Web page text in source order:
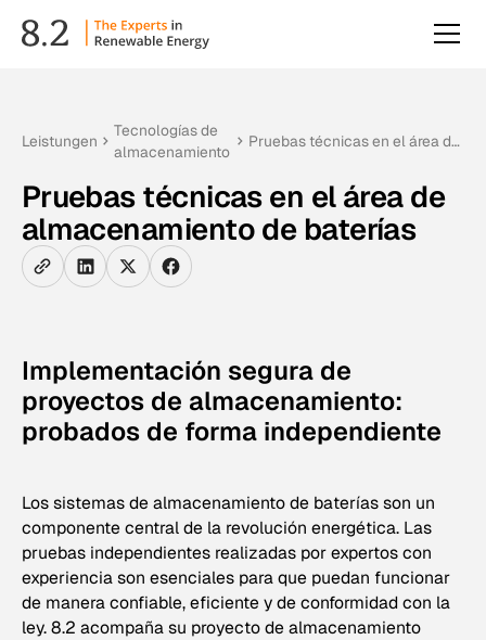
Leistungen
Tecnologías de
almacenamiento
Pruebas técnicas en el área de
Pruebas técnicas en el área de
almacenamiento de baterías
Implementación segura de
proyectos de almacenamiento:
probados de forma independiente
Los sistemas de almacenamiento de baterías son un
componente central de la revolución energética. Las
pruebas independientes realizadas por expertos con
experiencia son esenciales para que puedan funcionar
de manera confiable, eficiente y de conformidad con la
ley. 8.2 acompaña su proyecto de almacenamiento